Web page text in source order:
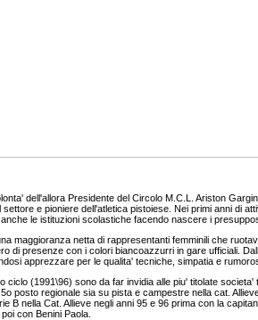
dell'allora Presidente del Circolo M.C.L. Ariston
e pioniere dell'atletica pistoiese. Nei primi anni di
le istituzioni scolastiche facendo nascere i
maggioranza netta di rappresentanti femminili che
di presenze con i colori biancoazzurri in gare ufficiali.
apprezzare per le qualita' tecniche, simpatia e
ciclo (1991\96) sono da far invidia alle piu' titolate
posto regionale sia su pista e campestre nella cat.
B nella Cat. Allieve negli anni 95 e 96 prima con la
con Benini Paola.